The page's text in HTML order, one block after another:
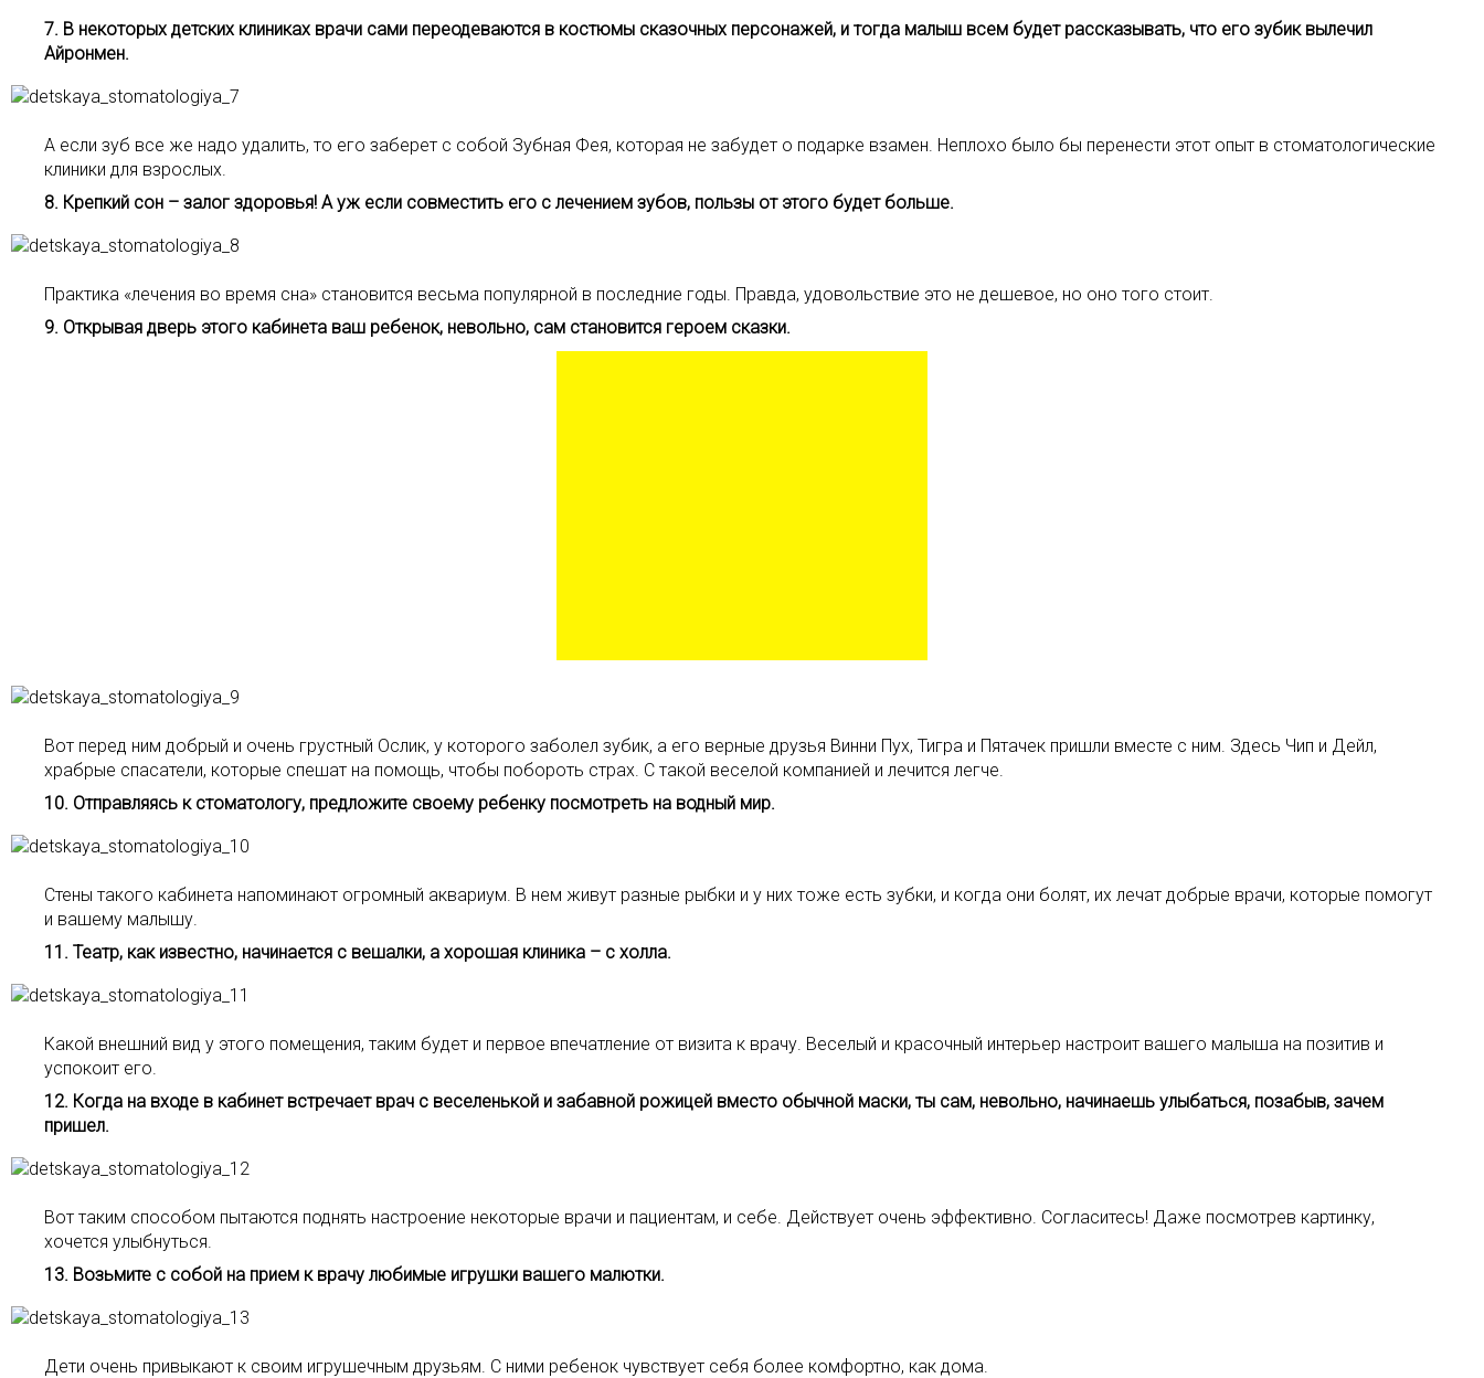
7. В некоторых детских клиниках врачи сами переодеваются в костюмы сказочных персонажей, и тогда малыш всем будет рассказывать, что его зубик вылечил
Айронмен.
А если зуб все же надо удалить, то его заберет с собой Зубная Фея, которая не забудет о подарке взамен. Неплохо было бы перенести этот опыт в стоматологические
клиники для взрослых.
8. Крепкий сон – залог здоровья! А уж если совместить его с лечением зубов, пользы от этого будет больше.
Практика «лечения во время сна» становится весьма популярной в последние годы. Правда, удовольствие это не дешевое, но оно того стоит.
9. Открывая дверь этого кабинета ваш ребенок, невольно, сам становится героем сказки.
Вот перед ним добрый и очень грустный Ослик, у которого заболел зубик, а его верные друзья Винни Пух, Тигра и Пятачек пришли вместе с ним. Здесь Чип и Дейл,
храбрые спасатели, которые спешат на помощь, чтобы побороть страх. С такой веселой компанией и лечится легче.
10. Отправляясь к стоматологу, предложите своему ребенку посмотреть на водный мир.
Стены такого кабинета напоминают огромный аквариум. В нем живут разные рыбки и у них тоже есть зубки, и когда они болят, их лечат добрые врачи, которые помогут
и вашему малышу.
11. Театр, как известно, начинается с вешалки, а хорошая клиника – с холла.
Какой внешний вид у этого помещения, таким будет и первое впечатление от визита к врачу. Веселый и красочный интерьер настроит вашего малыша на позитив и
успокоит его.
12. Когда на входе в кабинет встречает врач с веселенькой и забавной рожицей вместо обычной маски, ты сам, невольно, начинаешь улыбаться, позабыв, зачем
пришел.
Вот таким способом пытаются поднять настроение некоторые врачи и пациентам, и себе. Действует очень эффективно. Согласитесь! Даже посмотрев картинку,
хочется улыбнуться.
13. Возьмите с собой на прием к врачу любимые игрушки вашего малютки.
Дети очень привыкают к своим игрушечным друзьям. С ними ребенок чувствует себя более комфортно, как дома.